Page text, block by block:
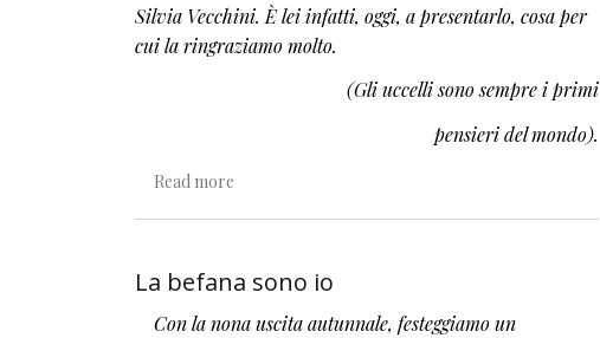
Silvia Vecchini. È lei infatti, oggi, a presentarlo, cosa per
cui la ringraziamo molto.
(Gli uccelli sono sempre i primi
pensieri del mondo).
Read more
La befana sono io
Con la nona uscita autunnale, festeggiamo un